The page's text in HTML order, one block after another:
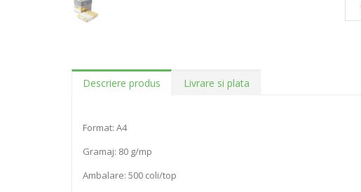
Descriere produs Livrare si plata
Format: A4
Gramaj: 80 g/mp
Ambalare: 500 coli/top